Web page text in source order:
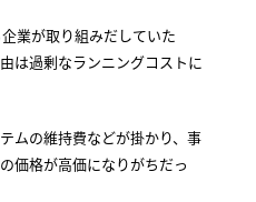
業が取り組みだしていた
は過剰なランニングコストに
ムの維持費などが掛かり、事
価格が高価になりがちだっ